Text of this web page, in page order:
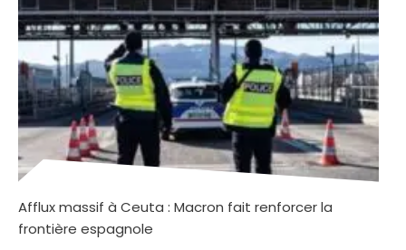
Afflux massif à Ceuta : Macron fait renforcer la
frontière espagnole